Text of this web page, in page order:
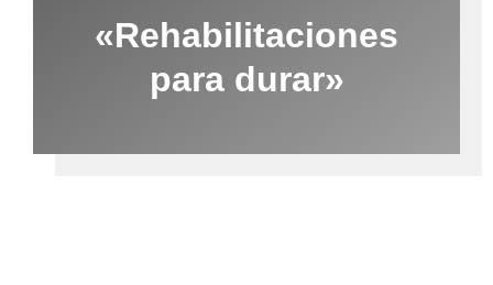
«Rehabilitaciones
para durar»